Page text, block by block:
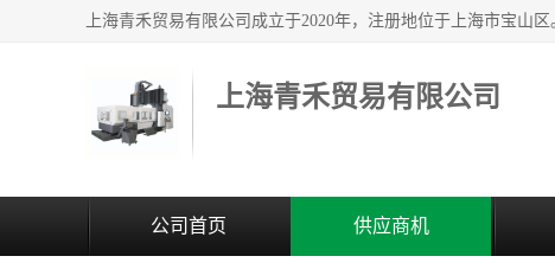
上海青禾贸易有限公司
公司首页 供应商机